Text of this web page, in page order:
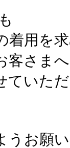
着用を
客さま
ていた
うお願